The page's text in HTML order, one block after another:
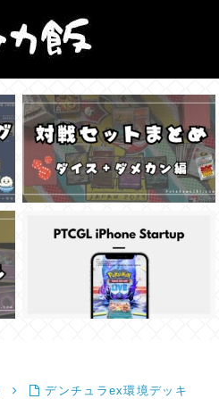
デンチュラex環境デッキ